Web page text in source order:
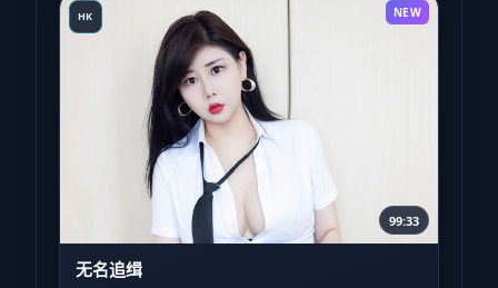
HK NEW
99:33
无名追缉